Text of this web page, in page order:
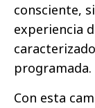
consciente,
experiencia
programada.
Con esta